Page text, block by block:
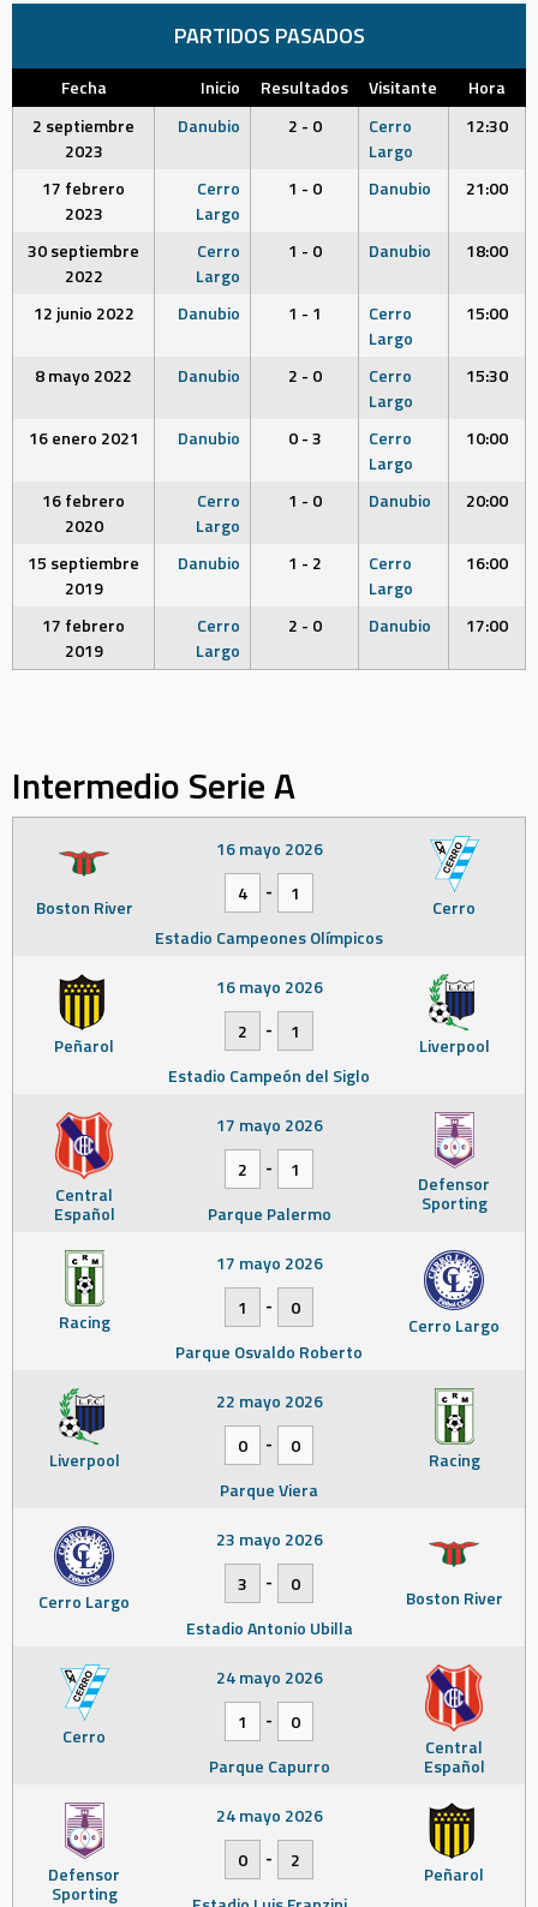
PARTIDOS PASADOS
Fecha Inicio Resultados Visitante
Hora
2 septiembre
2023
Danubio 2 - 0
Cerro
Largo
12:30
17 febrero
2023
Cerro
Largo
1 - 0 Danubio 21:00
30 septiembre
2022
Cerro
Largo
1 - 0 Danubio 18:00
12 junio 2022 Danubio 1 - 1
Cerro
Largo
15:00
8 mayo 2022 Danubio 2 - 0
Cerro
Largo
15:30
16 enero 2021 Danubio 0 - 3
Cerro
Largo
10:00
16 febrero
2020
Cerro
Largo
1 - 0 Danubio 20:00
15 septiembre
2019
Danubio 1 - 2
Cerro
Largo
16:00
17 febrero
2019
Cerro
Largo
2 - 0 Danubio 17:00
Intermedio Serie A
Boston River Cerro
16 mayo 2026
4
-
1
Estadio Campeones Olímpicos
Peñarol Liverpool
16 mayo 2026
2
-
1
Estadio Campeón del Siglo
Central
Español
Defensor
Sporting
17 mayo 2026
2
-
1
Parque Palermo
Racing Cerro Largo
17 mayo 2026
1
-
0
Parque Osvaldo Roberto
Liverpool Racing
22 mayo 2026
0
-
0
Parque Viera
Cerro Largo Boston River
23 mayo 2026
3
-
0
Estadio Antonio Ubilla
Cerro Central
Español
24 mayo 2026
1
-
0
Parque Capurro
Defensor
Sporting
Peñarol
24 mayo 2026
0
-
2